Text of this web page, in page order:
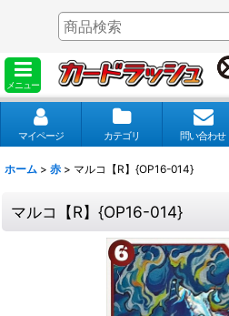
メニュー
マイページ カテゴリ 問い合わせ
ホーム > 赤 > マルコ【R】{OP16-014}
マルコ【R】{OP16-014}